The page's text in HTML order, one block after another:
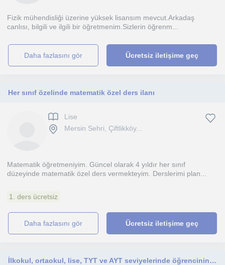
Fizik mühendisliği üzerine yüksek lisansım mevcut.Arkadaş
canlısı, bilgili ve ilgili bir öğretmenim.Sizlerin öğrenm...
daha fazlasını gör Ücretsiz iletişime geç
Her sınıf özelinde matematik özel ders ilanı
Lise
Mersin Sehri, Çiftlikköy...
Matematik öğretmeniyim. Güncel olarak 4 yıldır her sınıf
düzeyinde matematik özel ders vermekteyim. Derslerimi plan...
1. ders ücretsiz
daha fazlasını gör Ücretsiz iletişime geç
İlkokul, ortaokul, lise, TYT ve AYT seviyelerinde öğrencinin ihtiyacına uygun birebir ders planı hazırlıyorum.